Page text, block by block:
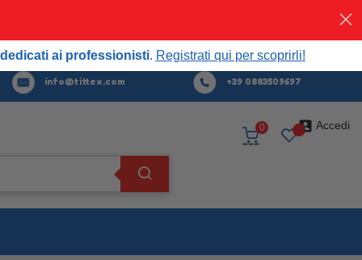
Registrati qui per scoprirli!
Acquista
info@tittex.com +39 0883509697
 Accedi
0
ai professionisti. Registrati qui per scoprirli!